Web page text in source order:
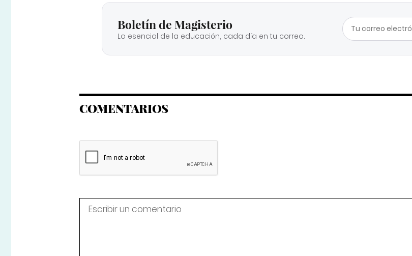
Boletín de Magisterio
Lo esencial de la educación, cada día en tu correo.
COMENTARIOS